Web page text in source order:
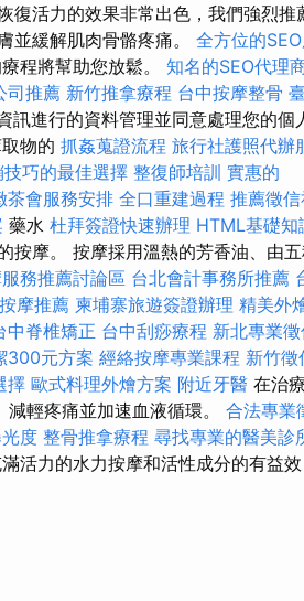
復活力的效果非常出色，我們強烈推
並緩解肌肉骨骼疼痛。 全方位的SEO
程將幫助您放鬆。 知名的SEO代理
司推薦 新竹推拿療程 台中按摩整骨
訊進行的資料管理並同意處理您的個
物的 抓姦蒐證流程 旅行社護照代辦
巧的最佳選擇 整復師培訓 實惠的
茶會服務安排 全口重建過程 推薦徵信
藥水 杜拜簽證快速辦理 HTML基礎知
按摩。 按摩採用溫熱的芳香油、由
務推薦討論區 台北會計事務所推薦
摩推薦 柬埔寨旅遊簽證辦理 精美外
中脊椎矯正 台中刮痧療程 新北專業
300元方案 經絡按摩專業課程 新竹徵
擇 歐式料理外燴方案 附近牙醫 在治
輕疼痛並加速血液循環。 合法專業
度 整骨推拿療程 尋找專業的醫美診
活力的水力按摩和活性成分的有益效